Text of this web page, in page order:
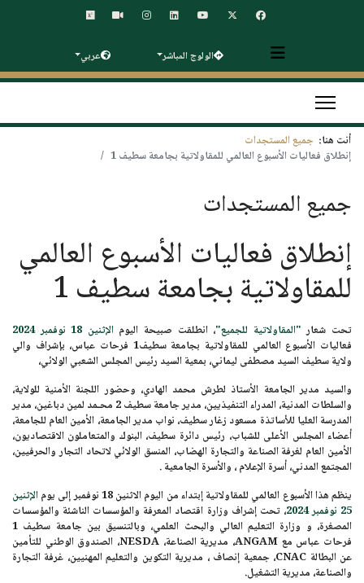
الولوج المباشر عربي
أنت هنا: جميع المستجدات
إنطلاق فعاليات الأسبوع العالمي للمقاولاتية بجامعة سطيف 1
جميع المستجدات
إنطلاق فعاليات الأسبوع العالمي
للمقاولاتية بجامعة سطيف 1
تحت شعار "المقاولاتية للجميع"، انطلقت صبيحة اليومالإثنين 18 نوفمبر 2024
فعاليات الأسبوع العالمي للمقاولاتية بجامعة سطيف1 فرحات عباس، بإشراف والي
ولاية سطيف السيد مصطفى ليماني، بمعية السيد رئيس المجلس الشعبي الولائي،
والسيد مدير الجامعة الأستاذ لطرش محمد الهادي، وحضور اللجنة الأمنية للولاية،
والسلطات المدنية، المدراء التنفيذيين، مديرجامعة سطيف 2 محـمد لمين دباغين
، مدير
المدرسة العليا للأساتذة مسعود زغار سطيف، نواب مدير الجامعة، الأمين العام للجامعة،
أعضاء المجلس الأعلى للشباب، رئيس دائرة سطيف، البنوك والمتعاملون الاقتصاديون،
الأمين العام لغرفة الصناعة والتجارة الهضاب، المنسق الولائي لاتحاد التجار والحرفيين،
المجتمع المدني، أسرة الإعلام ، والأسرة الجامعية .
ينظم هذا الأسبوع العالمي للمقاولاتية إبتداء من اليومالاثنين 18 نوفمبر إلى يومالإثنين
25 نوفمبر 2024
، تحت إشراف وزارة اقتصاد المعرفة والمؤسسات الناشئة والمؤسسات
المصغرة، و وزارة التعليم العالي والبحث العلمي، وبالتنسيق بين جامعة سطيف 1
فرحات عباس مع ANGAM، مديرية الصناعة، NESDA، الصندوق الوطني للتأمين
عن البطالة CNAC، جمعية إنصاف ، مديرية التكوين والتعليم المهنيين، غرفة التجارة
والصناعة، مديرية التشغيل.